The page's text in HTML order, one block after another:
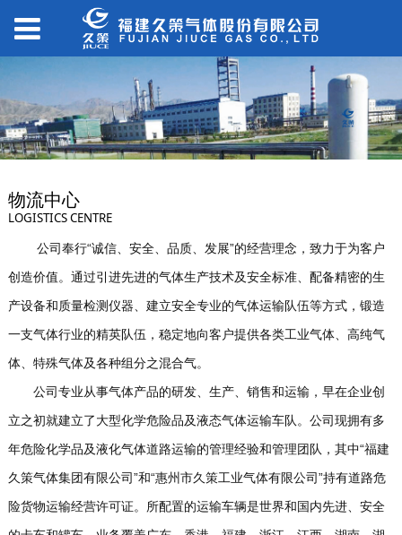
物流中心
LOGISTICS CENTRE
公司奉行“诚信、安全、品质、发展”的经营理念，致力于为客户
创造价值。通过引进先进的气体生产技术及安全标准、配备精密的生
产设备和质量检测仪器、建立安全专业的气体运输队伍等方式，锻造
一支气体行业的精英队伍，稳定地向客户提供各类工业气体、高纯气
体、特殊气体及各种组分之混合气。
公司专业从事气体产品的研发、生产、销售和运输，早在企业创
立之初就建立了大型化学危险品及液态气体运输车队。公司现拥有多
年危险化学品及液化气体道路运输的管理经验和管理团队，其中“福建
久策气体集团有限公司”和“惠州市久策工业气体有限公司”持有道路危
险货物运输经营许可证。所配置的运输车辆是世界和国内先进、安全